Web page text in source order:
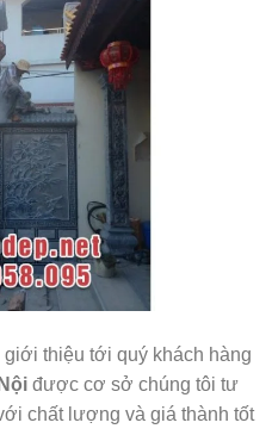
giới thiệu tới quý khách hàng
được cơ sở chúng tôi tư
chất lượng và giá thành tốt